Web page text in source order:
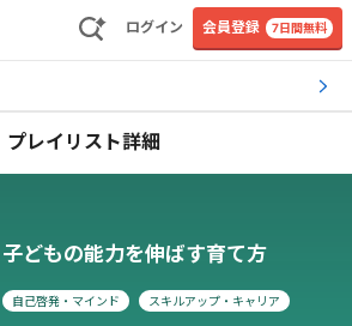
ログイン 会員登録 7日間無料
プレイリスト詳細
子どもの能力を伸ばす育て方
自己啓発・マインド スキルアップ・キャリア